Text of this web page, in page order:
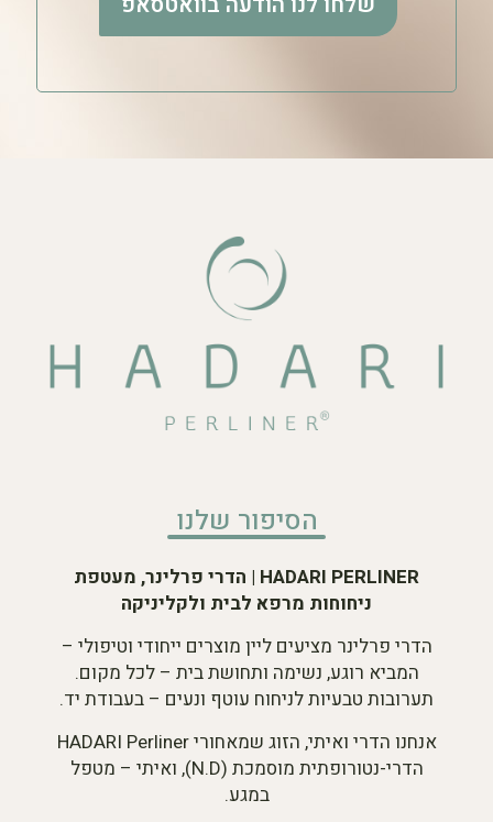
הסיפור שלנו
HADARI PERLINER | הדרי פרלינר, מעטפת
ניחוחות מרפא לבית ולקליניקה
הדרי פרלינר מציעים ליין מוצרים ייחודי וטיפולי –
המביא רוגע, נשימה ותחושת בית – לכל מקום.
תערובות טבעיות לניחוח עוטף ונעים – בעבודת יד.
אנחנו הדרי ואיתי, הזוג שמאחורי HADARI Perliner
הדרי-נטורופתית מוסמכת (N.D), ואיתי – מטפל
במגע.